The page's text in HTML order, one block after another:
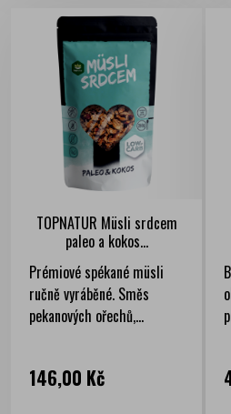
TOPNATUR Müsli srdcem
paleo a kokos...
Prémiové spékané müsli
ručně vyráběné. Směs
pekanových ořechů,...
Cena
146,00 Kč